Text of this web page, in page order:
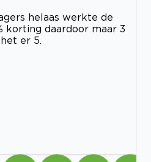
helaas werkte de
korting daardoor maar 3
er 5.